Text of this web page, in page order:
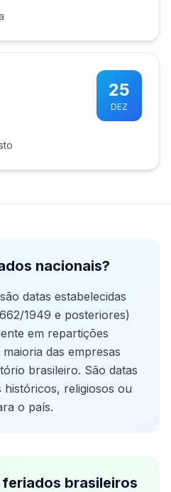
25
DEZ
nacionais?
datas estabelecidas
1949 e posteriores)
em repartições
das empresas
brasileiro. São datas
religiosos ou
o país.
brasileiros